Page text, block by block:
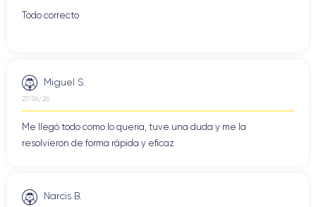
Todo correcto
Miguel S.
27/06/26
Me llegó todo como lo queria, tuve una duda y me la
resolvieron de forma rápida y eficaz
Narcis B.